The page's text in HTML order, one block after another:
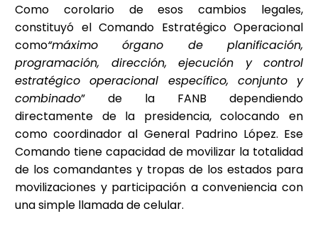
Como corolario de esos cambios legales,
constituyó el Comando Estratégico Operacional
como“máximo órgano de planificación,
programación, dirección, ejecución y control
estratégico operacional específico, conjunto y
combinado” de la FANB dependiendo
directamente de la presidencia, colocando en
como coordinador al General Padrino López. Ese
Comando tiene capacidad de movilizar la totalidad
de los comandantes y tropas de los estados para
movilizaciones y participación a conveniencia con
una simple llamada de celular.